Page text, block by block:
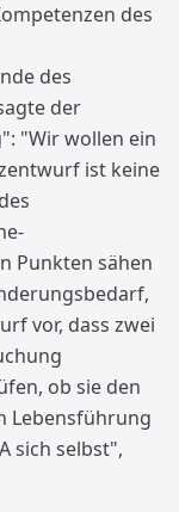
des
des
der
"Wir wollen ein
ist keine
Punkten sähen
vor, dass zwei
ob sie den
Lebensführung
sich selbst",